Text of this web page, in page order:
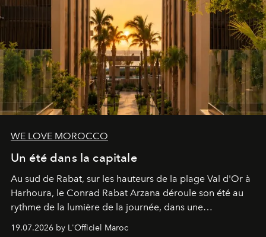
WE LOVE MOROCCO
Un été dans la capitale
Au sud de Rabat, sur les hauteurs de la plage Val d'Or à
Harhoura, le Conrad Rabat Arzana déroule son été au
rythme de la lumière de la journée, dans une
programmation pensée comme une succession de
19.07.2026 by L'Officiel Maroc